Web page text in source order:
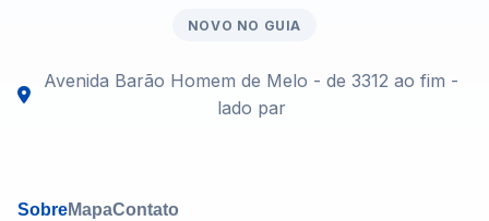
NOVO NO GUIA
Avenida Barão Homem de Melo - de 3312 ao fim -
lado par
SobreMapaContato